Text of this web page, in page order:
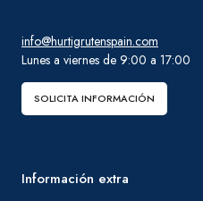
info@hurtigrutenspain.com
Lunes a viernes de 9:00 a 17:00
SOLICITA INFORMACIÓN
Información extra